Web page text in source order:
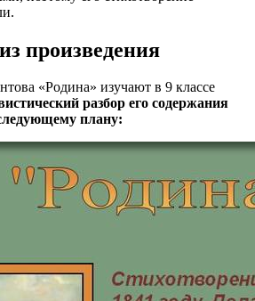
произведения
«Родина» изучают в 9 классе
разбор его содержания
плану: